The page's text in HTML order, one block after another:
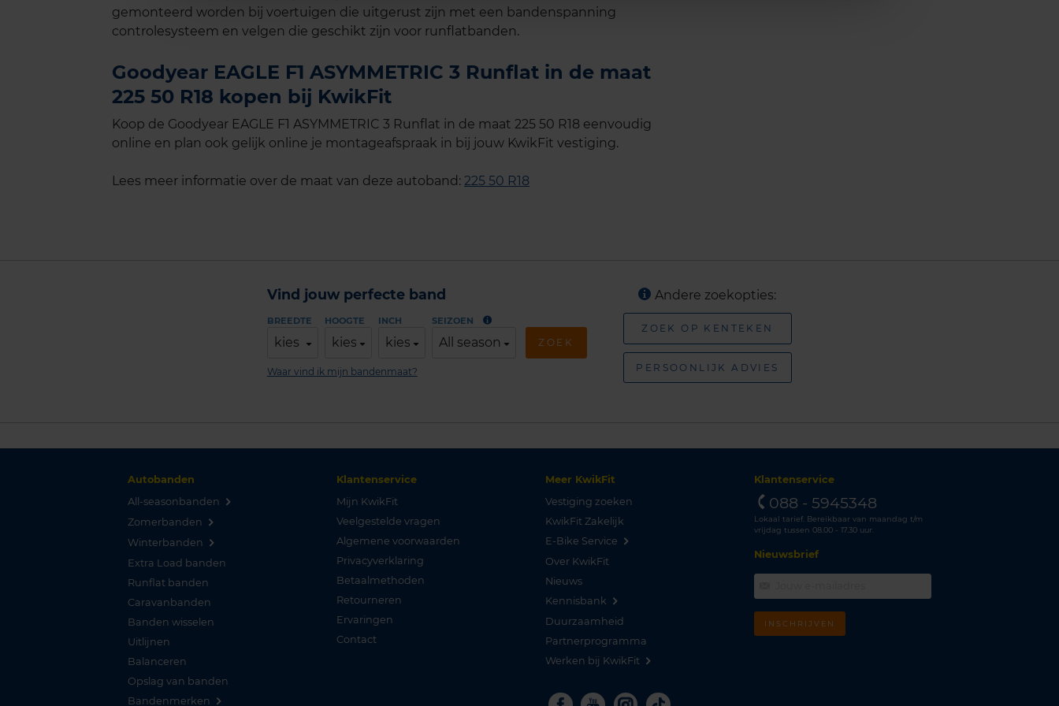
gemonteerd worden bij voertuigen die uitgerust zijn met een bandenspanning
controlesysteem en velgen die geschikt zijn voor runflatbanden.
Goodyear EAGLE F1 ASYMMETRIC 3 Runflat in de maat
225 50 R18 kopen bij KwikFit
Koop de Goodyear EAGLE F1 ASYMMETRIC 3 Runflat in de maat 225 50 R18 eenvoudig
online en plan ook gelijk online je montageafspraak in bij jouw KwikFit vestiging.
Lees meer informatie over de maat van deze autoband: 225 50 R18
Vind jouw perfecte band
BREEDTE
kies
HOOGTE
kies
INCH
kies
SEIZOEN
All season ZOEK
Waar vind ik mijn bandenmaat?
Andere zoekopties:
ZOEK OP KENTEKEN
PERSOONLIJK ADVIES
Autobanden
All-seasonbanden
Zomerbanden
Winterbanden
Extra Load banden
Runflat banden
Caravanbanden
Banden wisselen
Uitlijnen
Balanceren
Opslag van banden
Bandenmerken
Klantenservice
Mijn KwikFit
Veelgestelde vragen
Algemene voorwaarden
Privacyverklaring
Betaalmethoden
Retourneren
Ervaringen
Contact
Meer KwikFit
Vestiging zoeken
KwikFit Zakelijk
E-Bike Service
Over KwikFit
Nieuws
Kennisbank
Duurzaamheid
Partnerprogramma
Werken bij KwikFit
Klantenservice
088 - 5945348
Lokaal tarief. Bereikbaar van maandag t/m
vrijdag tussen 08.00 - 17.30 uur.
Nieuwsbrief
INSCHRIJVEN